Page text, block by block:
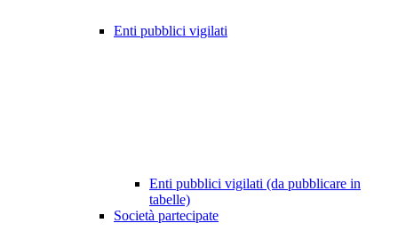
Enti pubblici vigilati
Enti pubblici vigilati (da pubblicare in
tabelle)
Società partecipate